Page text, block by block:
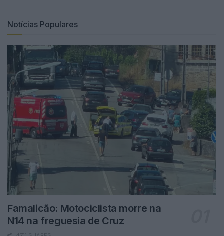
Notícias Populares
Famalicão: Motociclista morre na
N14 na freguesia de Cruz